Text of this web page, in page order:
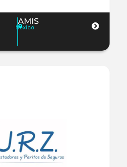
AMIS
México